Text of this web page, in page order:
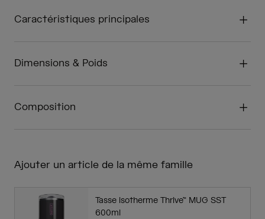
Caractéristiques principales
Dimensions & Poids
Composition
Ajouter un article de la même famille
Tasse isotherme Thrive™ MUG SST
600ml